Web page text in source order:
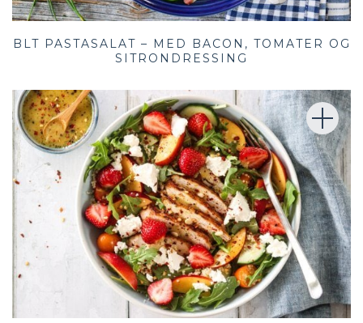
BLT PASTASALAT – MED BACON, TOMATER OG
SITRONDRESSING